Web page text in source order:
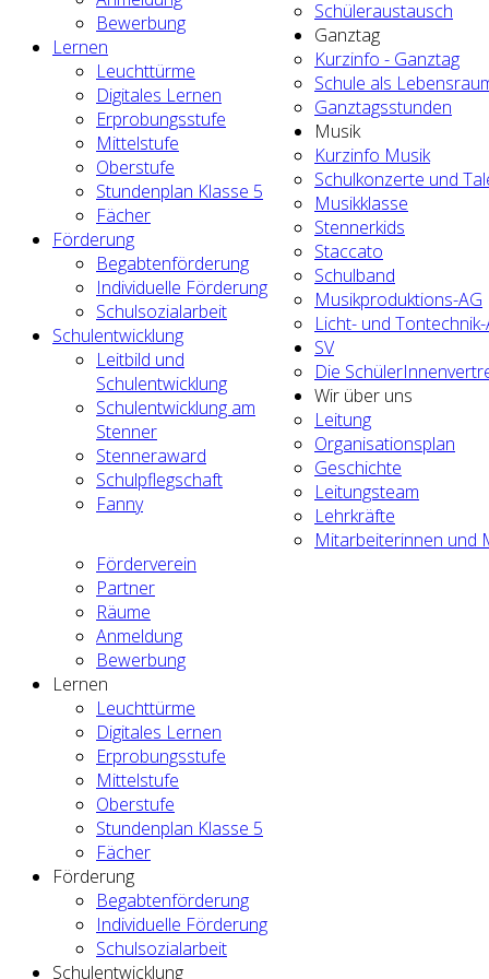
Bewerbung
Lernen
Leuchttürme
Digitales Lernen
Erprobungsstufe
Mittelstufe
Oberstufe
Stundenplan Klasse 5
Fächer
Förderung
Begabtenförderung
Individuelle Förderung
Schulsozialarbeit
Schulentwicklung
Leitbild und
Schulentwicklung
Schulentwicklung am
Stenner
Stenneraward
Schulpflegschaft
Fanny
Schüleraustausch
Ganztag
Kurzinfo - Ganztag
Schule als
Ganztagsstunden
Musik
Kurzinfo Musik
Schulkonzerte und
Musikklasse
Stennerkids
Staccato
Schulband
Musikproduktions-AG
Licht- und Tontechnik-
SV
Die
Wir über uns
Leitung
Organisationsplan
Geschichte
Leitungsteam
Lehrkräfte
Mitarbeiterinnen und
Förderverein
Partner
Räume
Anmeldung
Bewerbung
Lernen
Leuchttürme
Digitales Lernen
Erprobungsstufe
Mittelstufe
Oberstufe
Stundenplan Klasse 5
Fächer
Förderung
Begabtenförderung
Individuelle Förderung
Schulsozialarbeit
Schulentwicklung